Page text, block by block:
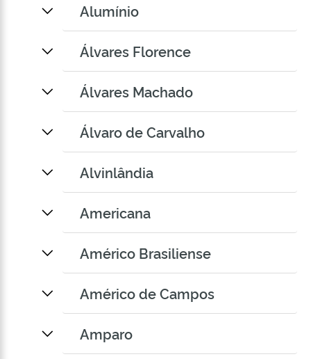
Alumínio
Álvares Florence
Álvares Machado
Álvaro de Carvalho
Alvinlândia
Americana
Américo Brasiliense
Américo de Campos
Amparo